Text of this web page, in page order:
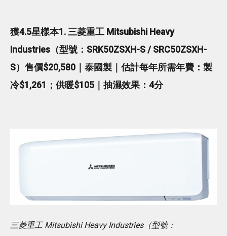
獲4.5星樣本1. 三菱重工 Mitsubishi Heavy
Industries（型號：SRK50ZSXH-S / SRC50ZSXH-
S）售價$20,580｜泰國製｜估計每年所需年費：製
冷$1,261；供暖$105｜抽濕效果：4分
三菱重工 Mitsubishi Heavy Industries（型號：